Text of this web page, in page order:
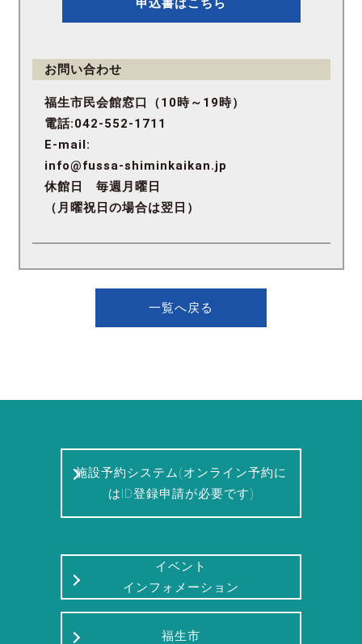
申込書はこちら
お問い合わせ
福生市民会館窓口（10時～19時）
電話:042-552-1711
E-mail:
info@fussa-shiminkaikan.jp
休館日 毎週月曜日
（月曜祝日の場合は翌日）
一覧へ戻る
施設予約システム(オンライン予約に
はID登録申請が必要です)
イベント
インフォメーション
福生市